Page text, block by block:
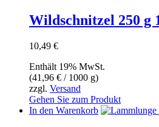
Wildschnitzel 250 g
10,49 €
Enthält 19% MwSt.
(41,96 € / 1000 g)
zzgl. Versand
Gehen Sie zum Produkt
In den Warenkorb